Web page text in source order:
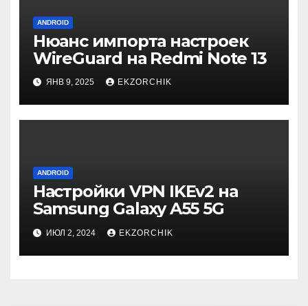
ANDROID
Нюанс импорта настроек
WireGuard на Redmi Note 13
ЯНВ 9, 2025 EKZORCHIK
ANDROID
Настройки VPN IKEv2 на
Samsung Galaxy A55 5G
ИЮЛ 2, 2024 EKZORCHIK